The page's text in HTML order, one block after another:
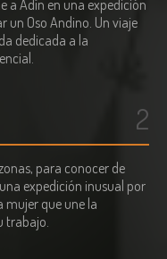
a Adín en una expedición
un Oso Andino. Un viaje
dedicada a la
2
para conocer de
expedición inusual por
mujer que une la
trabajo.